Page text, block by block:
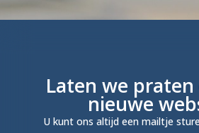
Laten we
nieuwe
U kunt ons altijd een mailtje